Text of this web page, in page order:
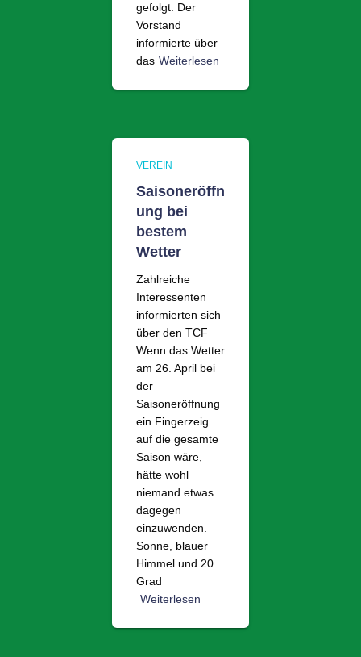
gefolgt. Der
Vorstand
informierte über
das Weiterlesen
VEREIN
Saisoneröffn
ung bei
bestem
Wetter
Zahlreiche
Interessenten
informierten sich
über den TCF
Wenn das Wetter
am 26. April bei
der
Saisoneröffnung
ein Fingerzeig
auf die gesamte
Saison wäre,
hätte wohl
niemand etwas
dagegen
einzuwenden.
Sonne, blauer
Himmel und 20
Grad
Weiterlesen